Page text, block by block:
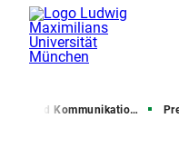
und Kommunikation (PuK)